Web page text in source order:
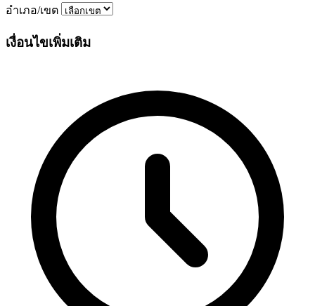
อำเภอ/เขต
เงื่อนไขเพิ่มเติม